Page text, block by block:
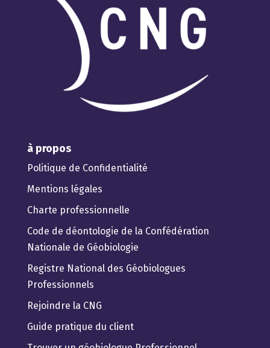
à propos
Politique de Confidentialité
Mentions légales
Charte professionnelle
Code de déontologie de la Confédération
Nationale de Géobiologie
Registre National des Géobiologues
Professionnels
Rejoindre la CNG
Guide pratique du client